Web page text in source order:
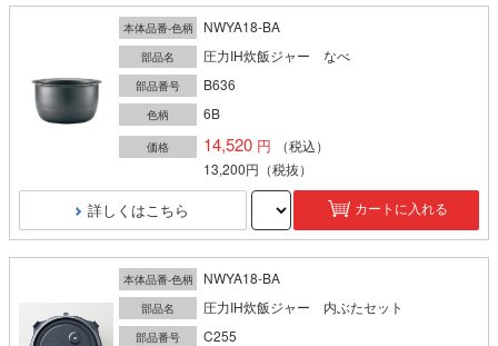
本体品番-色柄 NWYA18-BA
部品名 圧力IH炊飯ジャー なべ
部品番号 B636
色柄 6B
価格 14,520
（税込）
13,200円 （税抜）
詳しくはこちら カートに入れる
本体品番-色柄 NWYA18-BA
部品名 圧力IH炊飯ジャー 内ぶたセット
部品番号 C255